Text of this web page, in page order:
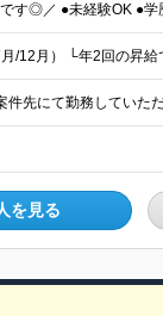
を見る